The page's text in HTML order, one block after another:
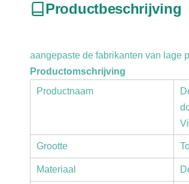
Productbeschrijving
aangepaste de fabrikanten van lage
Productomschrijving
Productnaam
Grootte
Materiaal